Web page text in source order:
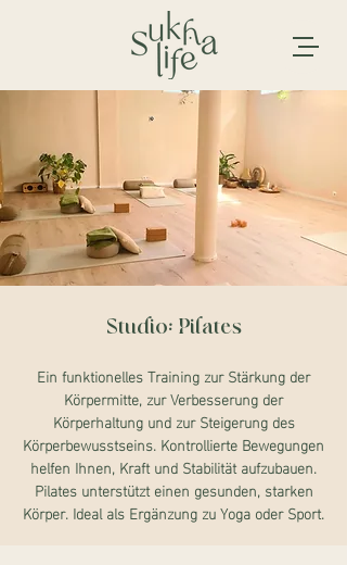
Studio: Pilates
Ein funktionelles Training zur Stärkung der
Körpermitte, zur Verbesserung der
Körperhaltung und zur Steigerung des
Körperbewusstseins. Kontrollierte Bewegungen
helfen Ihnen, Kraft und Stabilität aufzubauen.
Pilates unterstützt einen gesunden, starken
Körper. Ideal als Ergänzung zu Yoga oder Sport.